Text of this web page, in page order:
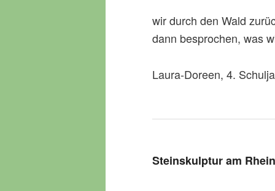
wir durch den Wald
dann besprochen, was
Laura-Doreen, 4.
Steinskulptur am Rhein